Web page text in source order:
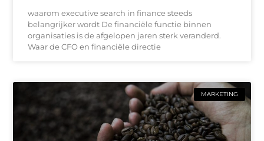
waarom executive search in finance steeds
belangrijker wordt De financiële functie binnen
organisaties is de afgelopen jaren sterk veranderd.
Waar de CFO en financiële directie
MARKETING